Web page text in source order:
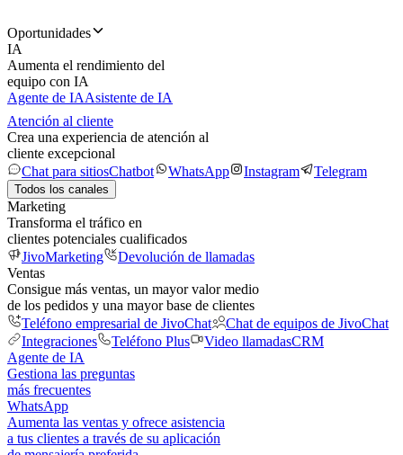
Oportunidades
IA
Aumenta el rendimiento del
equipo con IA
Agente de IAAsistente de IA
Atención al cliente
Crea una experiencia de atención al
cliente excepcional
Chat para sitiosChatbot WhatsApp Instagram Telegram
Todos los canales
Marketing
Transforma el tráfico en
clientes potenciales cualificados
JivoMarketing
Devolución de llamadas
Ventas
Consigue más ventas, un mayor valor medio
de los pedidos y una mayor base de clientes
Teléfono empresarial de JivoChat
Chat de equipos de JivoChat
Integraciones
Teléfono Plus Video llamadasCRM
Agente de IA
Gestiona las preguntas
más frecuentes
WhatsApp
Aumenta las ventas y ofrece asistencia
a tus clientes a través de su aplicación